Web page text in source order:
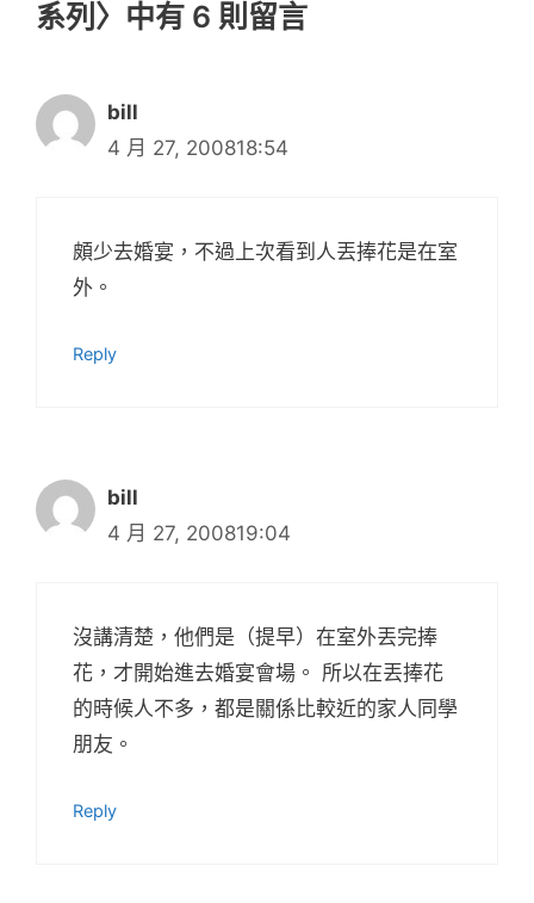
系列〉中有 6 則留言
bill
4 月 27, 200818:54
頗少去婚宴，不過上次看到人丟捧花是在室
外。
Reply
bill
4 月 27, 200819:04
沒講清楚，他們是（提早）在室外丟完捧
花，才開始進去婚宴會場。 所以在丟捧花
的時候人不多，都是關係比較近的家人同學
朋友。
Reply